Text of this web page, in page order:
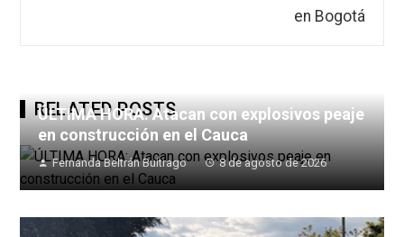
RELATED POSTS
ÚLTIMA HORA: Atacan con explosivos peaje
en construcción en el Cauca
Fernanda Beltrán Buitrago 8 de agosto de 2026